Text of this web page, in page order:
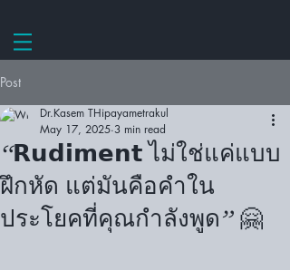
Post
“𝗥𝘂𝗱𝗶𝗺𝗲𝗻𝘁 ไม่ใช่แค่แบบ
ฝึกหัด แต่มันคือคำใน
ประโยคที่คุณกำลังพูด” 🤗
Dr.Kasem THipayametrakul
May 17, 2025 3 min read